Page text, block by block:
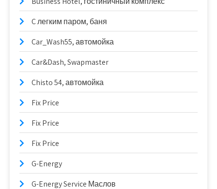
C легким паром, баня
Car_Wash55, автомойка
Car&Dash, Swapmaster
Chisto 54, автомойка
Fix Price
Fix Price
Fix Price
G-Energy
G-Energy Service Маслов